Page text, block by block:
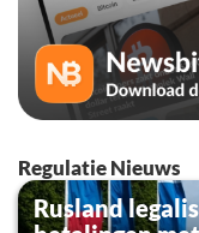
Regulatie Nieuws
Rusland